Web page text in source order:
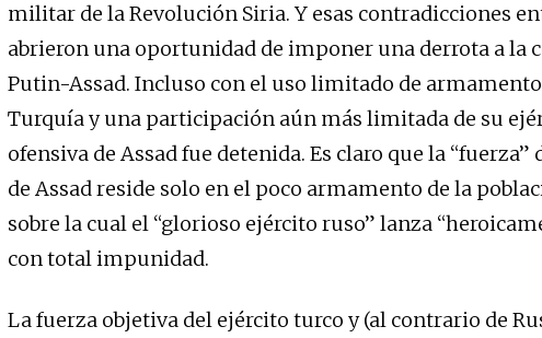
militar de la Revolución Siria. Y esas contradicciones
abrieron una oportunidad de imponer una derrota a la
Putin-Assad. Incluso con el uso limitado de
Turquía y una participación aún más limitada de su
ofensiva de Assad fue detenida. Es claro que la
de Assad reside solo en el poco armamento de la
sobre la cual el “glorioso ejército ruso” lanza
con total impunidad.
La fuerza objetiva del ejército turco y (al contrario de